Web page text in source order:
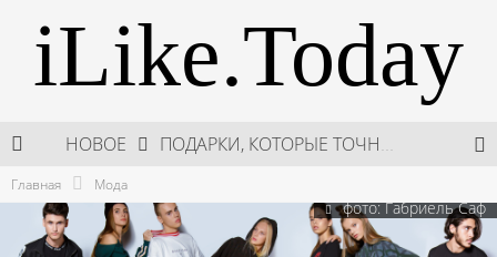
iLike.Today
НОВОЕ ПОДАРКИ, КОТОРЫЕ ТОЧНО ПОРАДУЮТ БЛИЗКИХ В МАЙСКИЕ ПРАЗДНИКИ
НЕДЕЛЯ ВЫСОКОЙ МОДЫ РОССИИ: НОВАЯ ГЛАВА ОТЕЧЕСТВЕННОГО КУТЮРА
Главная Мода
фото: Габриель Саф